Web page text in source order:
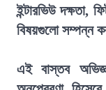
ইন্টারভিউ দক্ষতা,
বিষয়গুলো সম্পন্ন
এই বাস্তব